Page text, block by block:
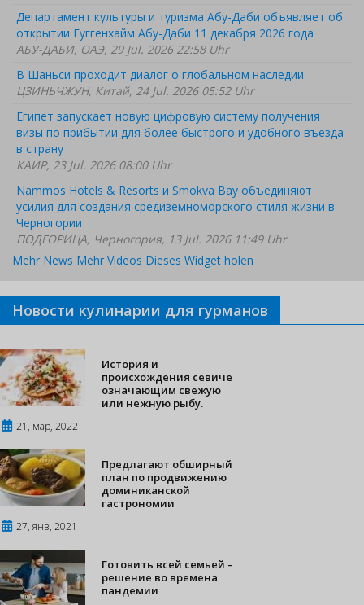
Департамент культуры и туризма Абу-Даби объявляет об
открытии Гуггенхайм Абу-Даби 11 декабря 2026 года
АБУ-ДАБИ, ОАЭ, 29 Jul. 2026 22:58 Uhr
В Шаньси проходит диалог о глобальном наследии
ЦЗИНЬЧЖУН, Китай, 24 Jul. 2026 05:52 Uhr
Египет запускает новую цифровую систему получения
визы по прибытии для более быстрого и удобного въезда
в страну
КАИР, 23 Jul. 2026 08:00 Uhr
Nammos Hotels & Resorts и Smokva Bay объединяют
усилия для создания средиземноморского стиля жизни в
Черногории
ПОДГОРИЦА, Черногория, 13 Jul. 2026 11:49 Uhr
Mehr News Mehr Videos Dieses Widget holen
Новости кулинарии для гурманов
История и
происхождения севиче
означающим свежую
или нежную рыбу.
21, мар, 2022
Предлагают обширный
план по продвижению
доминиканской
гастрономии
27, янв, 2021
Готовить всей семьей –
решение во времена
пандемии